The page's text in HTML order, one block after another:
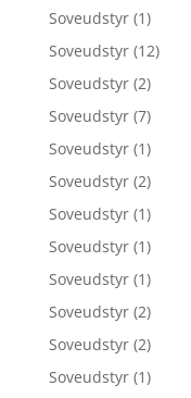
Soveudstyr (1)
Soveudstyr (12)
Soveudstyr (2)
Soveudstyr (7)
Soveudstyr (1)
Soveudstyr (2)
Soveudstyr (1)
Soveudstyr (1)
Soveudstyr (1)
Soveudstyr (2)
Soveudstyr (2)
Soveudstyr (1)